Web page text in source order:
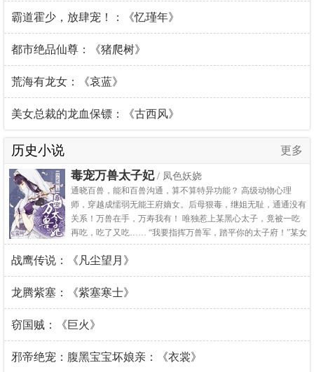
霸道霍少，放肆宠！：《忆瑾年》
都市绝品仙尊：《猪爬树》
荒海有龙女：《哀蓝》
美女总裁的龙血保镖：《古西风》
历史小说 更多
毒宠万兽太子妃/ 凤色妖娆
通晓百兽，能和百兽沟通，算不算特异功能？ 高级动物心理
师，穿越成懦弱无能王府嫡女。后母狠毒，继姐无耻，通通没有
关系！万兽在手，万寿我有！ 唯独惹上某黑心太子，竟被一吃
再吃，吃了又吃…… “我要指挥万兽军，踏平你的太子府！”某女
奋起反抗。 “孤王不御兽，只御人，你懂的，爱妃……”
战鹰传说：《凡尘望月》
龙腾紫塞：《紫塞寒士》
窃国贼：《巨火》
邪帝绝宠：腹黑宝宝坏娘亲：《衣裳》